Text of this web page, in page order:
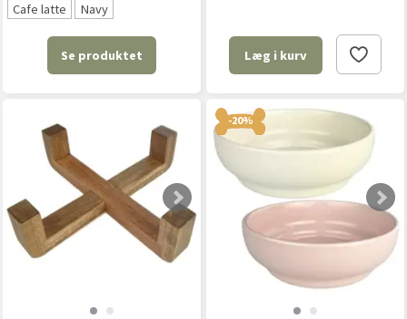
Cafe latte Navy
Se produktet Læg i kurv
-20%